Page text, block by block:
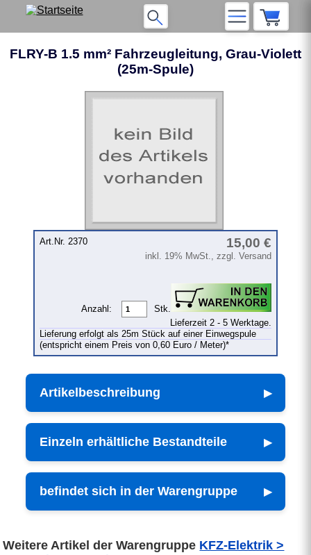
FLRY-B 1.5 mm² Fahrzeugleitung, Grau-Violett
(25m-Spule)
Art.Nr. 2370 15,00 €
inkl. 19% MwSt., zzgl. Versand
Anzahl:
Stk.
Lieferzeit 2 - 5 Werktage.
Lieferung erfolgt als 25m Stück auf einer Einwegspule
(entspricht einem Preis von 0,60 Euro / Meter)*
Artikelbeschreibung
Einzeln erhältliche Bestandteile
befindet sich in der Warengruppe
Weitere Artikel der Warengruppe KFZ-Elektrik >